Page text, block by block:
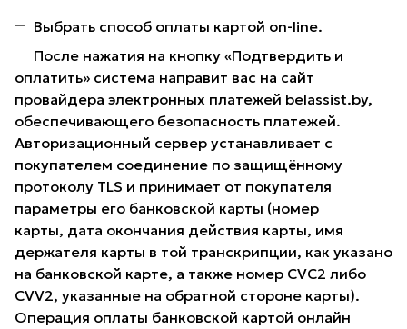
Выбрать способ оплаты картой on-line.
После нажатия на кнопку «Подтвердить и
оплатить» система направит вас на сайт
провайдера электронных платежей belassist.by,
обеспечивающего безопасность платежей.
Авторизационный сервер устанавливает с
покупателем соединение по защищённому
протоколу TLS и принимает от покупателя
параметры его банковской карты (номер
карты, дата окончания действия карты, имя
держателя карты в той транскрипции, как указано
на банковской карте, а также номер CVC2 либо
CVV2, указанные на обратной стороне карты).
Операция оплаты банковской картой онлайн